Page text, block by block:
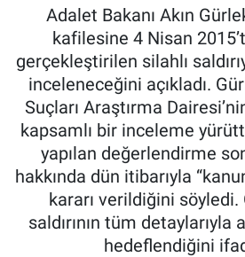
Adalet Bakanı Akın
kafilesine 4 Nisan
gerçekleştirilen silahlı
inceleneceğini açıkladı.
Suçları Araştırma
kapsamlı bir inceleme
yapılan değerlendirme
hakkında dün itibarıyla
kararı verildiğini söyledi.
saldırının tüm detaylarıyla
hedeflendiğini
Tüm Manşetler
Son Dakika Haberleri
Haber Arşivi